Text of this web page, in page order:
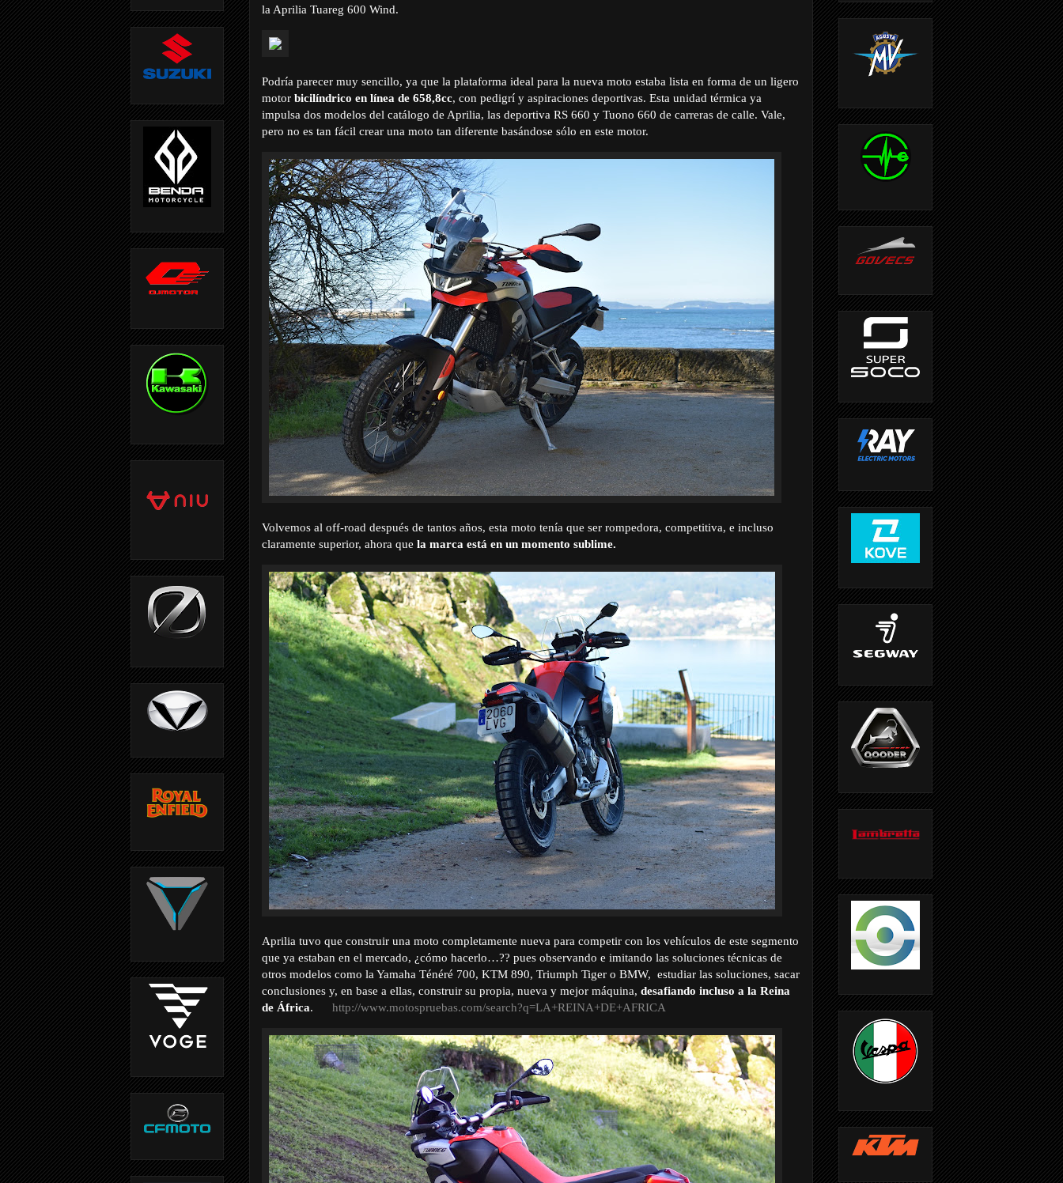
la Aprilia Tuareg 600 Wind.
Podría parecer muy sencillo, ya que la plataforma ideal para la nueva moto estaba lista en forma de un ligero
motor bicilíndrico en línea de 658,8cc, con pedigrí y aspiraciones deportivas. Esta unidad térmica ya
impulsa dos modelos del catálogo de Aprilia, las deportiva RS 660 y Tuono 660 de carreras de calle. Vale,
pero no es tan fácil crear una moto tan diferente basándose sólo en este motor.
Volvemos al off-road después de tantos años, esta moto tenía que ser rompedora, competitiva, e incluso
claramente superior, ahora que la marca está en un momento sublime.
Aprilia tuvo que construir una moto completamente nueva para competir con los vehículos de este segmento
que ya estaban en el mercado, ¿cómo hacerlo…?? pues observando e imitando las soluciones técnicas de
otros modelos como la Yamaha Ténéré 700, KTM 890, Triumph Tiger o BMW, estudiar las soluciones, sacar
conclusiones y, en base a ellas, construir su propia, nueva y mejor máquina, desafiando incluso a la Reina
de África. http://www.motospruebas.com/search?q=LA+REINA+DE+AFRICA